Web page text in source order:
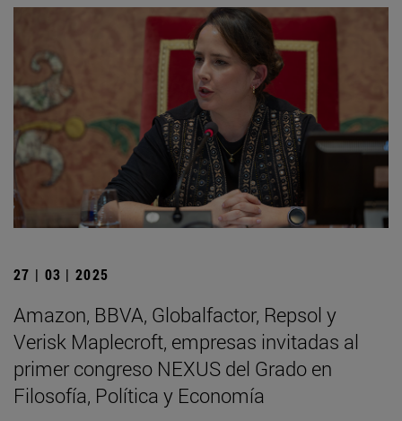
27 | 03 | 2025
Amazon, BBVA, Globalfactor, Repsol y
Verisk Maplecroft, empresas invitadas al
primer congreso NEXUS del Grado en
Filosofía, Política y Economía